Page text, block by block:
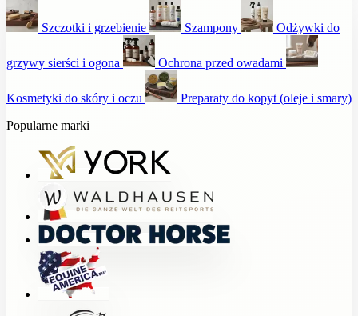
Szczotki i grzebienie Szampony Odżywki do
grzywy sierści i ogona Ochrona przed owadami
Kosmetyki do skóry i oczu
Preparaty do kopyt (oleje i smary)
Popularne marki